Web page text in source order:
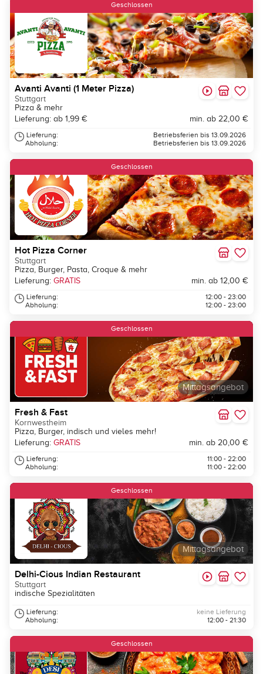
Geschlossen
Avanti Avanti (1 Meter Pizza)
Stuttgart
Pizza & mehr
Lieferung: ab 1,99 €
min. ab 22,00 €
Lieferung:
Abholung:
Betriebsferien bis 13.09.2026
Betriebsferien bis 13.09.2026
Geschlossen
Hot Pizza Corner
Stuttgart
Pizza, Burger, Pasta, Croque & mehr
Lieferung: GRATIS min. ab 12,00 €
Lieferung:
Abholung:
12:00 - 23:00
12:00 - 23:00
Mittagsangebot
Geschlossen
Fresh & Fast
Kornwestheim
Pizza, Burger, indisch und vieles mehr!
Lieferung: GRATIS min. ab 20,00 €
Lieferung:
Abholung:
11:00 - 22:00
11:00 - 22:00
Mittagsangebot
Geschlossen
Delhi-Cious Indian Restaurant
Stuttgart
indische Spezialitäten
Lieferung:
Abholung:
keine Lieferung
12:00 - 21:30
Geschlossen